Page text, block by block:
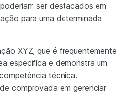
ser destacados em
para uma determinada
XYZ, que é frequentemente
específica e demonstra um
técnica.
comprovada em gerenciar